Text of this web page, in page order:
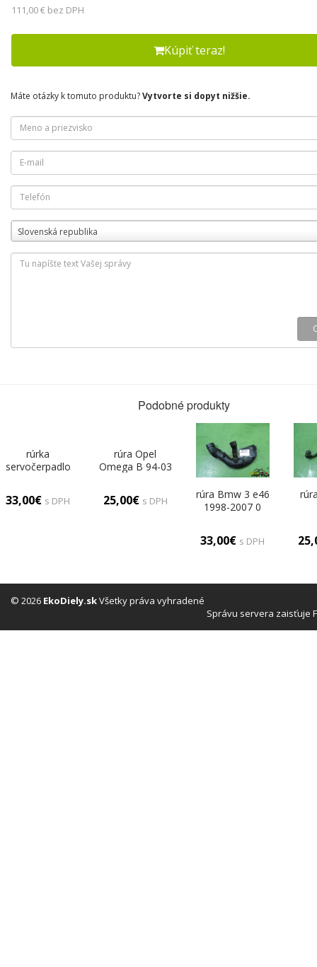
111,00 € bez DPH
Kúpiť teraz!
Máte otázky k tomuto produktu?Vytvorte si dopyt nižšie.
Slovenská republika
Podobné produkty
rúrka
servočerpadlo
33,00€ s DPH
rúra Opel
Omega B 94-03
25,00€ s DPH
rúra Bmw 3 e46
1998-2007 0
33,00€ s DPH
© 2026 EkoDiely.skVšetky práva vyhradené
Správu servera zaisťuje